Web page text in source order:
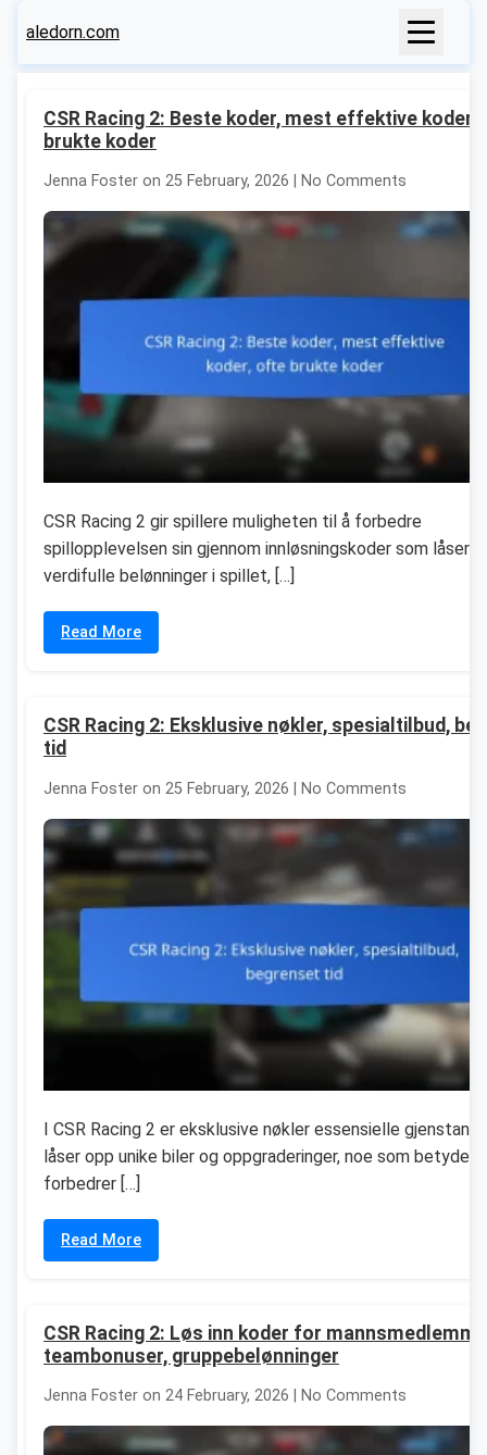
aledorn.com
CSR Racing 2: Beste koder, mest effektive koder,
brukte koder
Jenna Foster on 25 February, 2026 | No Comments
CSR Racing 2 gir spillere muligheten til å forbedre
spillopplevelsen sin gjennom innløsningskoder som låser
verdifulle belønninger i spillet, […]
Read More
CSR Racing 2: Eksklusive nøkler, spesialtilbud,
tid
Jenna Foster on 25 February, 2026 | No Comments
I CSR Racing 2 er eksklusive nøkler essensielle
låser opp unike biler og oppgraderinger, noe som betydelig
forbedrer […]
Read More
CSR Racing 2: Løs inn koder for
teambonuser, gruppebelønninger
Jenna Foster on 24 February, 2026 | No Comments